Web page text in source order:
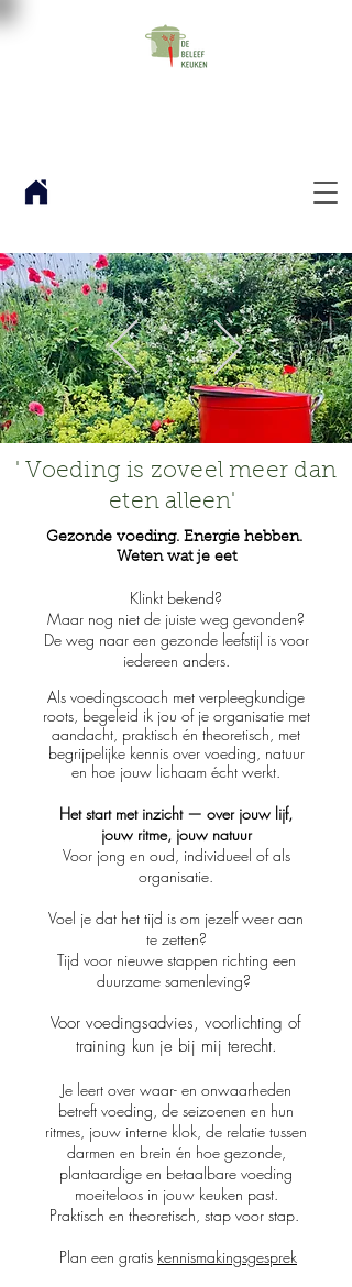
' Voeding is zoveel meer dan
eten alleen'
Gezonde voeding. Energie hebben.
Weten wat je eet
Klinkt bekend?
Maar nog niet de juiste weg gevonden?
De weg naar een gezonde leefstijl is voor
iedereen anders.
Als voedingscoach met verpleegkundige
roots, begeleid ik jou of je organisatie met
aandacht, praktisch én theoretisch, met
begrijpelijke kennis over voeding, natuur
en hoe jouw lichaam écht werkt.
Het start met inzicht — over jouw lijf,
jouw ritme, jouw natuur
Voor jong en oud, individueel of als
organisatie.
Voel je dat het tijd is om jezelf weer aan
te zetten?
Tijd voor nieuwe stappen richting een
duurzame samenleving?
Voor voedingsadvies, voorlichting of
training kun je bij mij terecht.
Je leert over waar- en onwaarheden
betreft voeding, de seizoenen en hun
ritmes, jouw interne klok, de relatie tussen
darmen en brein én hoe gezonde,
plantaardige en betaalbare voeding
moeiteloos in jouw keuken past.
Praktisch en theoretisch, stap voor stap.
Plan een gratis kennismakingsgesprek